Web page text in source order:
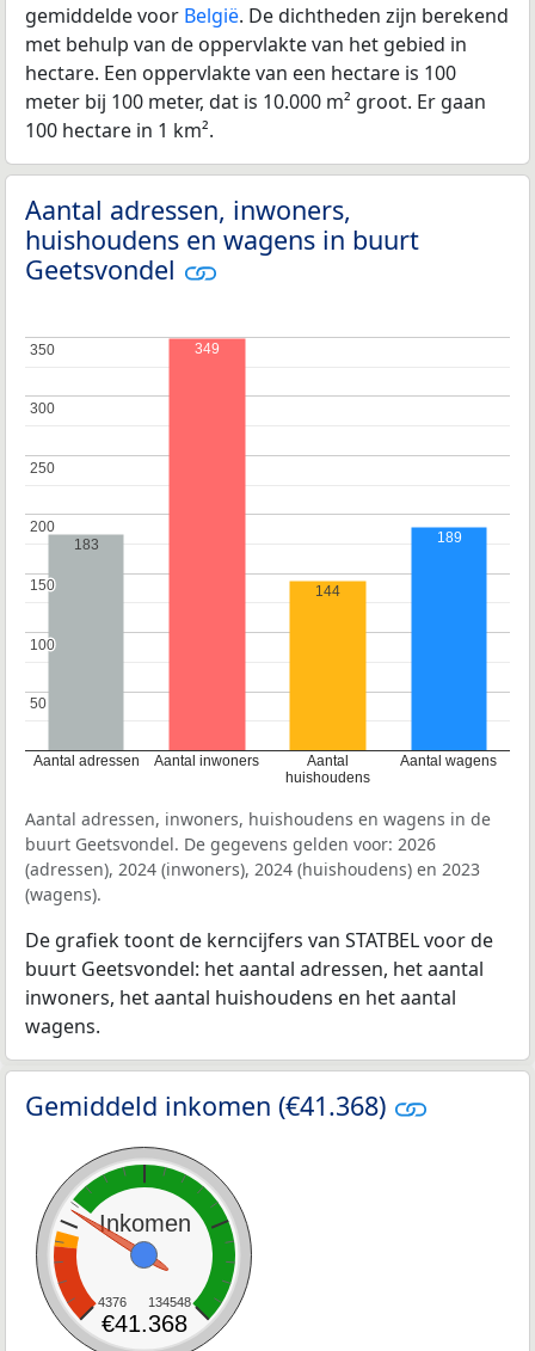
gemiddelde voor België. De dichtheden zijn berekend
met behulp van de oppervlakte van het gebied in
hectare. Een oppervlakte van een hectare is 100
meter bij 100 meter, dat is 10.000 m² groot. Er gaan
100 hectare in 1 km².
Aantal adressen, inwoners,
huishoudens en wagens in buurt
Geetsvondel
Aantal adressen Aantal inwoners
Aantal
huishoudens
Aantal wagens
50
50
100
100
150
150
200
200
250
250
300
300
350
350
183
349
144
189
Aantal adressen, inwoners, huishoudens en wagens in de
buurt Geetsvondel. De gegevens gelden voor: 2026
(adressen), 2024 (inwoners), 2024 (huishoudens) en 2023
(wagens).
De grafiek toont de kerncijfers van STATBEL voor de
buurt Geetsvondel: het aantal adressen, het aantal
inwoners, het aantal huishoudens en het aantal
wagens.
Gemiddeld inkomen (€41.368)
Inkomen
4376 134548
€41.368